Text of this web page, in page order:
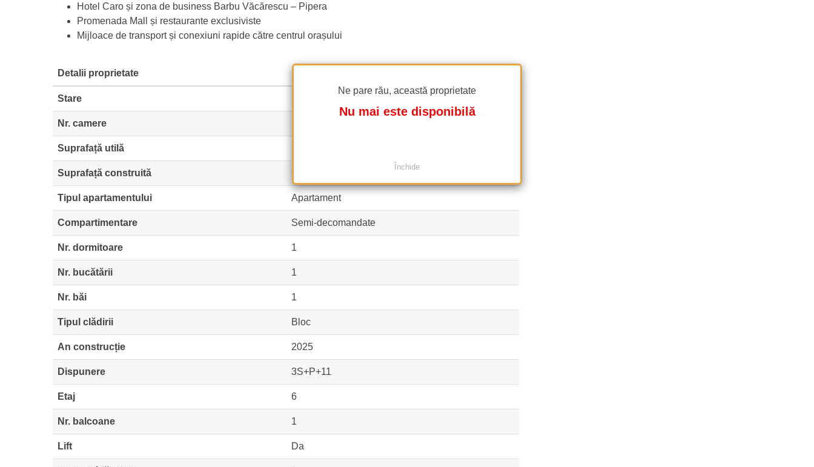
Ne pare rău, această proprietate
Nu mai este disponibilă
Închide
Hotel Caro și zona de business Barbu Văcărescu – Pipera
Promenada Mall și restaurante exclusiviste
Mijloace de transport și conexiuni rapide către centrul orașului
Detalii proprietate
Stare
Nr. camere
Suprafață utilă
Suprafață construită 67,4 m²
Tipul apartamentului Apartament
Compartimentare Semi-decomandate
Nr. dormitoare 1
Nr. bucătării 1
Nr. băi 1
Tipul clădirii Bloc
An construcție 2025
Dispunere 3S+P+11
Etaj 6
Nr. balcoane 1
Lift Da